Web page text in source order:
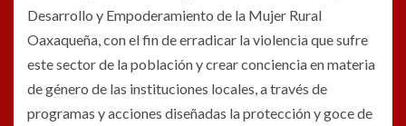
Desarrollo y Empoderamiento de la Mujer Rural
Oaxaqueña, con el fin de erradicar la violencia que sufre
este sector de la población y crear conciencia en materia
de género de las instituciones locales, a través de
programas y acciones diseñadas la protección y goce de